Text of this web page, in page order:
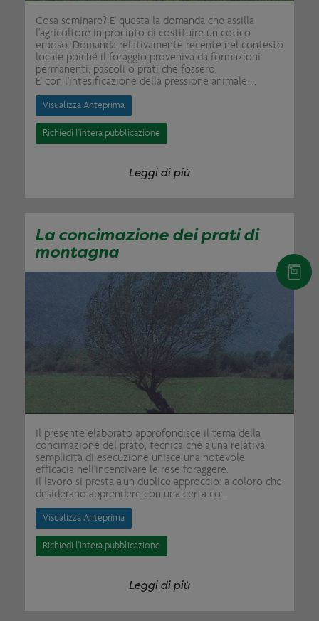
Cosa seminare? E' questa la domanda che assilla
l'agricoltore in procinto di costituire un cotico
erboso. Domanda relativamente recente nel contesto
locale poiché il foraggio proveniva da formazioni
permanenti, pascoli o prati che fossero.
E' con l'intesificazione della pressione animale ...
Visualizza Anteprima
Richiedi l'intera pubblicazione
Leggi di più
La concimazione dei prati di
montagna
Il presente elaborato approfondisce il tema della
concimazione del prato, tecnica che a una relativa
semplicità di esecuzione unisce una notevole
efficacia nell'incentivare le rese foraggere.
Il lavoro si presta a un duplice approccio: a coloro che
desiderano apprendere con una certa co...
Visualizza Anteprima
Richiedi l'intera pubblicazione
Leggi di più